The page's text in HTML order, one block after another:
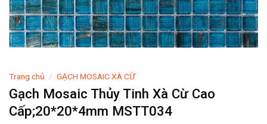
Trang chủ / GẠCH MOSAIC XÀ CỪ
Gạch Mosaic Thủy Tinh Xà Cừ Cao
Cấp;20*20*4mm MSTT034